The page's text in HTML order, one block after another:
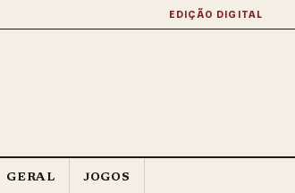
EDIÇÃO DIGITAL
GERAL JOGOS